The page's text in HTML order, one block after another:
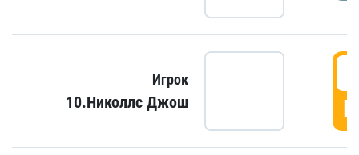
Игрок
10.Николлс Джош